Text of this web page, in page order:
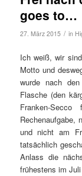
goes to…
27. März 2015 / in
Ich weiß, wir
Motto und
wurde nach
Flasche (den
Franken-
Rechenaufgabe,
und nicht am
tatsächlich
Anlass die
frühestens im